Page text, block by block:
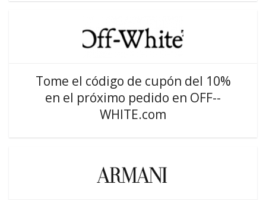
Tome el código de cupón del 10%
en el próximo pedido en OFF--
WHITE.com